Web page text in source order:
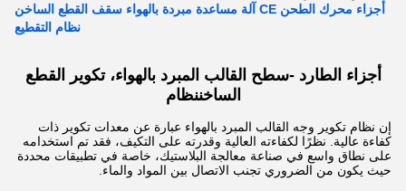
أجزاء محرك الطحن CE آلة مساعدة مبردة بالهواء سقف القطع الساخن
نظام التقطيع
أجزاء الطارد -سطح القالب المبرد بالهواء، تكوير القطع
الساخننظام
إن نظام تكوير وجه القالب المبرد بالهواء عبارة عن معدات تكوير ذات
كفاءة عالية. نظرًا لكفاءته العالية وقدرته على التكيف، فقد تم استخدامه
على نطاق واسع في صناعة معالجة البلاستيك، خاصة في تطبيقات محددة
حيث يكون من الضروري تجنب الاتصال بين المواد والماء.